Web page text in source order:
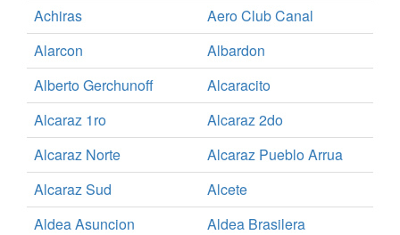
Achiras
Aero Club Canal
Alarcon
Albardon
Alberto Gerchunoff
Alcaracito
Alcaraz 1ro
Alcaraz 2do
Alcaraz Norte
Alcaraz Pueblo Arrua
Alcaraz Sud
Alcete
Aldea Asuncion
Aldea Brasilera